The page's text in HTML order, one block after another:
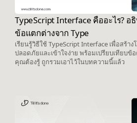
TypeScript Interface คืออะไร? อ
ข้อแตกต่างจาก Type
เรียนรู้วิธีใช้ TypeScript Interface เพื่อสร้า
ปลอดภัยและเข้าใจง่าย พร้อมเปรียบเทียบข้
คุณต้องรู้ ถูกรวมเอาไว้ในบทความนี้แล้ว